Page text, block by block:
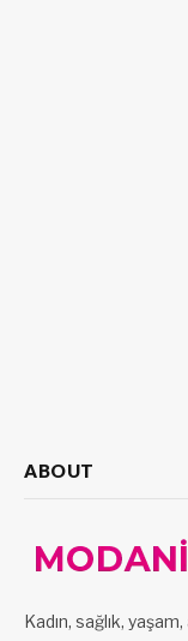
ABOUT
Kadın, sağlık,